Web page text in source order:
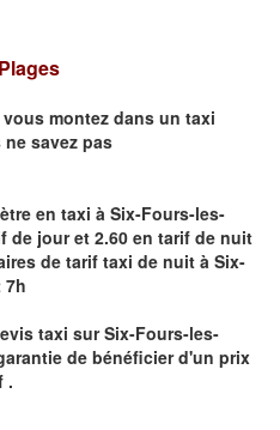
montez dans un taxi
savez pas
en taxi à Six-Fours-les-
de jour et 2.60 en tarif de nuit
de tarif taxi de nuit à Six-
7h
taxi surSix-Fours-les-
de bénéficierd'un prix
.